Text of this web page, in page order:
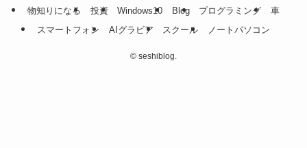
物知りになる 投資 Windows10 Blog プログラミング
車
スマートフォン
AIグラビア スクール ノートパソコン
© seshiblog.